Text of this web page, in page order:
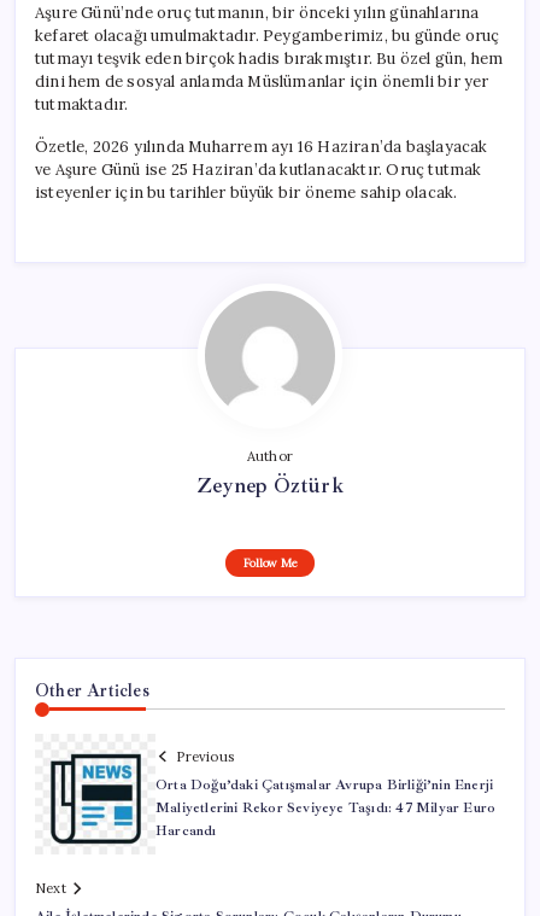
Aşure Günü’nde oruç tutmanın, bir önceki yılın günahlarına
kefaret olacağı umulmaktadır. Peygamberimiz, bu günde oruç
tutmayı teşvik eden birçok hadis bırakmıştır. Bu özel gün, hem
dini hem de sosyal anlamda Müslümanlar için önemli bir yer
tutmaktadır.
Özetle, 2026 yılında Muharrem ayı 16 Haziran’da başlayacak
ve Aşure Günü ise 25 Haziran’da kutlanacaktır. Oruç tutmak
isteyenler için bu tarihler büyük bir öneme sahip olacak.
Author
Zeynep Öztürk
Follow Me
Other Articles
Previous
Orta Doğu’daki Çatışmalar Avrupa Birliği’nin Enerji
Maliyetlerini Rekor Seviyeye Taşıdı: 47 Milyar Euro
Harcandı
Next